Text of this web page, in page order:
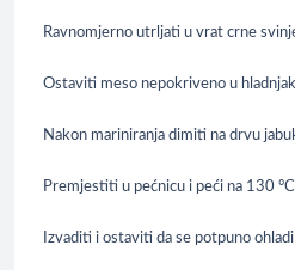
Ravnomjerno utrljati u vrat crne
Ostaviti meso nepokriveno u
Nakon mariniranja dimiti na drvu
Premjestiti u pećnicu i peći na 130
Izvaditi i ostaviti da se potpuno